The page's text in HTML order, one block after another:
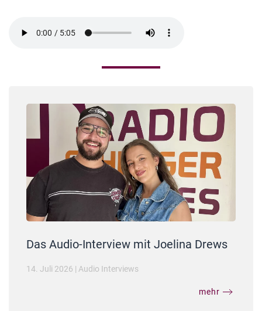
Das Audio-Interview mit Joelina Drews
14. Juli 2026 | Audio Interviews
mehr